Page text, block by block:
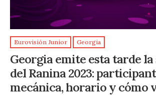
Eurovisión Junior Georgia
Georgia emite esta tarde la
del Ranina 2023:
mecánica, horario y cómo